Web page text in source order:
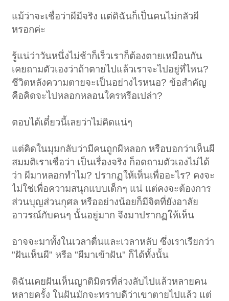
แม้ว่าจะเชื่อว่าผีมีจริง แต่ดิฉันก็เป็นคนไม่กลัวผี
หรอกค่ะ
รู้แน่ว่าวันหนึ่งไม่ช้าก็เร็วเราก็ต้องตายเหมือนกัน
เคยถามตัวเองว่าถ้าตายไปแล้วเราจะไปอยู่ที่ไหน?
ชีวิตหลังความตายจะเป็นอย่างไรหนอ? ข้อสำคัญ
คือคิดจะไปหลอกหลอนใครหรือเปล่า?
ตอบได้เดี๋ยวนี้เลยว่าไม่คิดแน่ๆ
แต่คิดในมุมกลับว่ามีคนถูกผีหลอก หรือบอกว่าเห็นผี
สมมติเราเชื่อว่า เป็นเรื่องจริง ก็อดถามตัวเองไม่ได้
ว่า ผีมาหลอกทำไม? ปรากฏให้เห็นเพื่ออะไร? คงจะ
ไม่ใช่เพื่อความสนุกแบบเด็กๆ แน่ แต่คงจะต้องการ
ส่วนบุญส่วนกุศล หรืออย่างน้อยก็มีจิตที่ยังอาลัย
อาวรณ์กับคนๆ นั้นอยู่มาก จึงมาปรากฏให้เห็น
อาจจะมาทั้งในเวลาตื่นและเวลาหลับ ซึ่งเราเรียกว่า
"ฝันเห็นผี" หรือ "ผีมาเข้าฝัน" ก็ได้ทั้งนั้น
ดิฉันเคยฝันเห็นญาติมิตรที่ล่วงลับไปแล้วหลายคน
หลายครั้ง ในฝันมักจะทราบดีว่าเขาตายไปแล้ว แต่